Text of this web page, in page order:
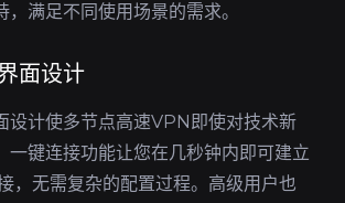
，满足不同使用场景的需求。
面设计
设计使多节点高速VPN即使对技术新
一键连接功能让您在几秒钟内即可建立
，无需复杂的配置过程。高级用户也